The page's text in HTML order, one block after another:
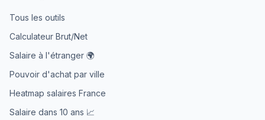
Tous les outils
Calculateur Brut/Net
Salaire à l'étranger 🌍
Pouvoir d'achat par ville
Heatmap salaires France
Salaire dans 10 ans 📈